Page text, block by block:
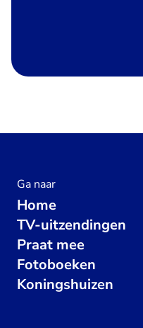
Ga naar
Home
TV-uitzendingen
Praat mee
Fotoboeken
Koningshuizen